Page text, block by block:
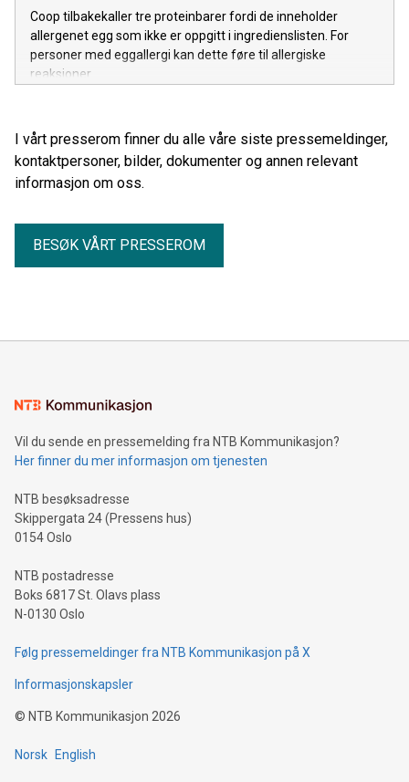
Coop tilbakekaller tre proteinbarer fordi de inneholder
allergenet egg som ikke er oppgitt i ingredienslisten. For
personer med eggallergi kan dette føre til allergiske
reaksjoner.
I vårt presserom finner du alle våre siste pressemeldinger,
kontaktpersoner, bilder, dokumenter og annen relevant
informasjon om oss.
BESØK VÅRT PRESSEROM
Vil du sende en pressemelding fra NTB Kommunikasjon?
Her finner du mer informasjon om tjenesten
NTB besøksadresse
Skippergata 24 (Pressens hus)
0154 Oslo
NTB postadresse
Boks 6817 St. Olavs plass
N-0130 Oslo
Følg pressemeldinger fra NTB Kommunikasjon på X
Informasjonskapsler
© NTB Kommunikasjon 2026
Norsk English